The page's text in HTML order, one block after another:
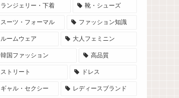
ランジェリー・下着 靴・シューズ
スーツ・フォーマル ファッション知識
ルームウェア 大人フェミニン
韓国ファッション 高品質
ストリート ドレス
ギャル・セクシー レディースブランド